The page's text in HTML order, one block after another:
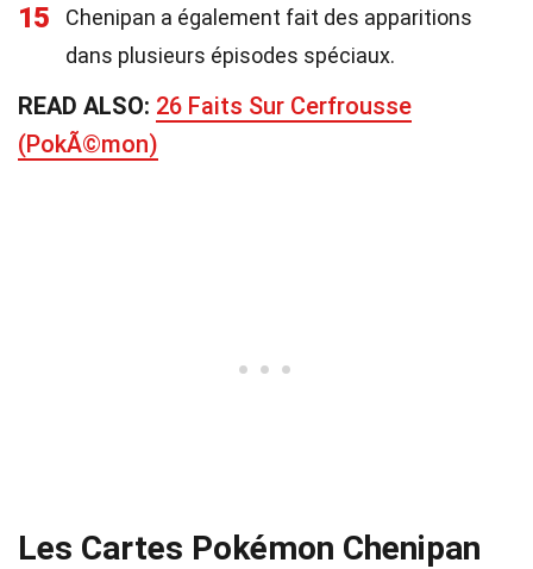
15
Chenipan a également fait des apparitions
dans plusieurs épisodes spéciaux.
READ ALSO: 26 Faits Sur Cerfrousse
(PokÃ©mon)
Les Cartes Pokémon Chenipan